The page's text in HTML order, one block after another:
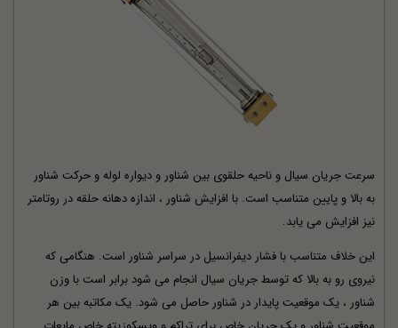
سرعت جریان سیال و ناحیه حلقوی بین شناور و دیواره لوله و حرکت شناور
به بالا و پایین متناسب است. با افزایش شناور ، اندازه دهانه حلقه در روتامتر
نیز افزایش می یابد.
این خلاف متناسب با فشار دیفرانسیل در سراسر شناور است. هنگامی که
نیروی رو به بالا که توسط جریان سیال انجام می شود برابر است با وزن
شناور ، یک موقعیت پایدار در شناور حاصل می شود. یک مکاتبه بین هر